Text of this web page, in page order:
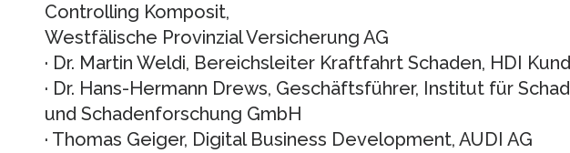
Controlling Komposit,
Westfälische Provinzial Versicherung AG
· Dr. Martin Weldi, Bereichsleiter Kraftfahrt Schaden, HDI
· Dr. Hans-Hermann Drews, Geschäftsführer, Institut für
und Schadenforschung GmbH
· Thomas Geiger, Digital Business Development, AUDI AG